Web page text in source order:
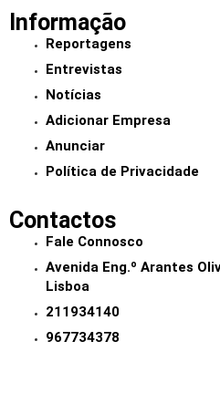
Informação
Reportagens
Entrevistas
Notícias
Adicionar Empresa
Anunciar
Política de Privacidade
Contactos
Fale Connosco
Avenida Eng.º Arantes
Lisboa
211934140
967734378